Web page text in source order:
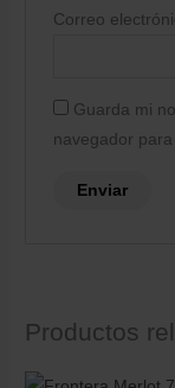
Correo
Guarda mi
navegador
Productos